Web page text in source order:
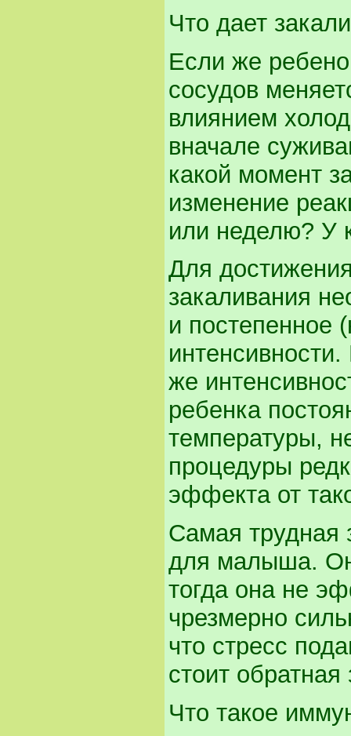
Что дает
Если же
сосудов
влиянием
вначале
какой момент
изменение
или неделю? У
Для
закаливания
и постепенное
же
ребенка
температуры,
процедуры
эффекта от
Самая трудная
для малыша.
тогда она не
чрезмерно
что стресс
стоит обратная
Что такое